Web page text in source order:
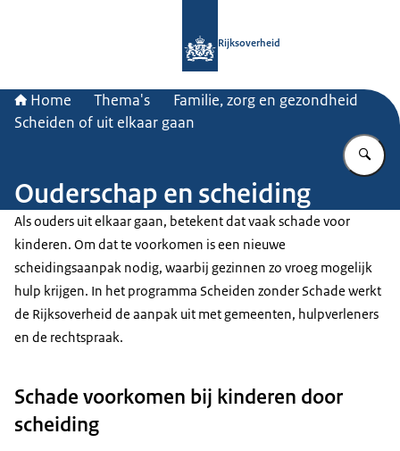
Rijksoverheid
Home Thema's
Familie, zorg en gezondheid
Scheiden of uit elkaar gaan
Ouderschap en scheiding
Als ouders uit elkaar gaan, betekent dat vaak schade voor
kinderen. Om dat te voorkomen is een nieuwe
scheidingsaanpak nodig, waarbij gezinnen zo vroeg mogelijk
hulp krijgen. In het programma Scheiden zonder Schade werkt
de Rijksoverheid de aanpak uit met gemeenten, hulpverleners
en de rechtspraak.
Schade voorkomen bij kinderen door
scheiding